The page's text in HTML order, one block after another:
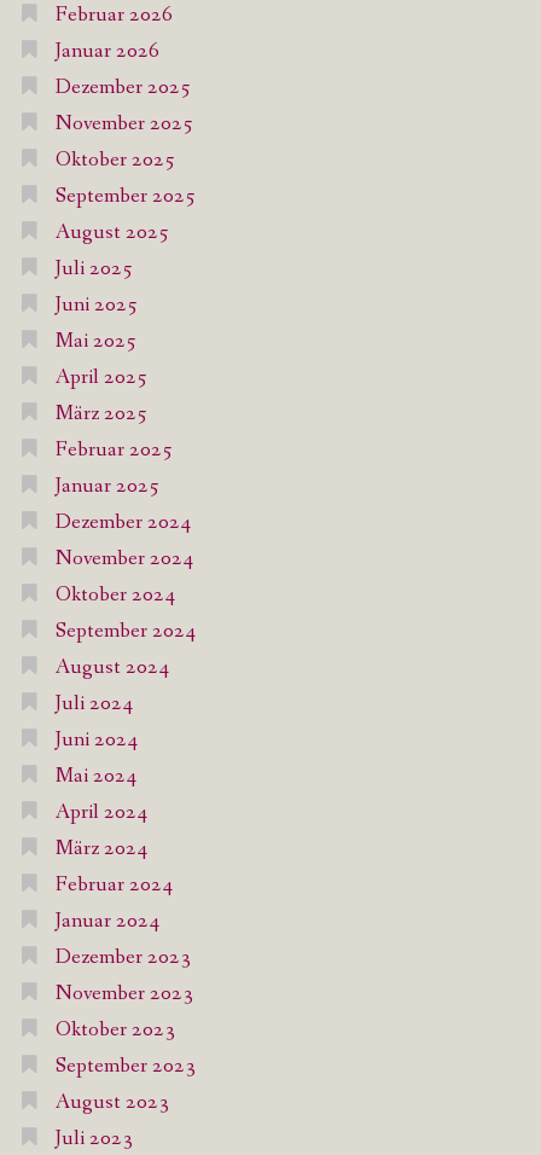
Februar 2026
Januar 2026
Dezember 2025
November 2025
Oktober 2025
September 2025
August 2025
Juli 2025
Juni 2025
Mai 2025
April 2025
März 2025
Februar 2025
Januar 2025
Dezember 2024
November 2024
Oktober 2024
September 2024
August 2024
Juli 2024
Juni 2024
Mai 2024
April 2024
März 2024
Februar 2024
Januar 2024
Dezember 2023
November 2023
Oktober 2023
September 2023
August 2023
Juli 2023